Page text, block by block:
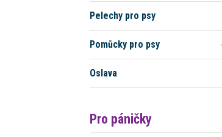
Pelechy pro psy
Pomůcky pro psy
Oslava
Pro páničky